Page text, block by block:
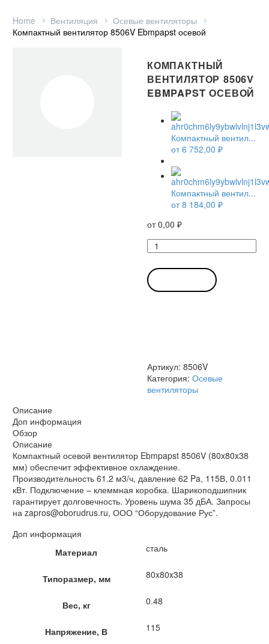
Home Вентиляция
Осевые вентиляторы
Компактный вентилятор 8506V Ebmpapst осевой
КОМПАКТНЫЙ
ВЕНТИЛЯТОР 8506V
EBMPAPST ОСЕВОЙ
Компактный вентил...
от6 752,00 ₽
Компактный вентил...
от8 184,00 ₽
от0,00 ₽
Количество
товара
Компактный
вентилятор
8506V
Артикул: 8506V
Категория: Осевые
вентиляторы
Описание
Доп информация
Обзор
Описание
Компактный осевой вентилятор Ebmpapst 8506V (80x80x38
мм) обеспечит эффективное охлаждение.
Производительность 61.2 м3/ч, давление 62 Pa, 115В, 0.011
кВт. Подключение – клеммная коробка. Шарикоподшипник
гарантирует долговечность. Уровень шума 35 дБА. Запросы
на zapros@oborudrus.ru, ООО “Оборудование Рус”.
Доп информация
Материал
сталь
Типоразмер, мм 80x80x38
Вес, кг 0.48
Напряжение, В 115